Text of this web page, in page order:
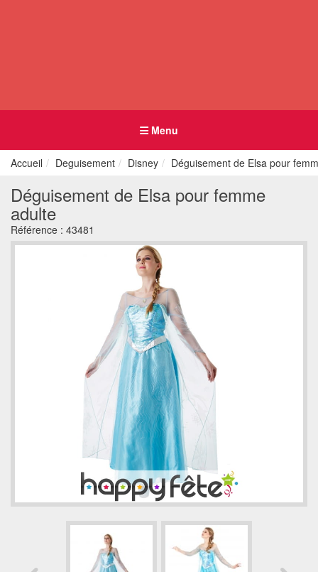
Menu
Accueil Deguisement Disney Déguisement de Elsa pour
Déguisement de Elsa pour femme
adulte
Référence : 43481